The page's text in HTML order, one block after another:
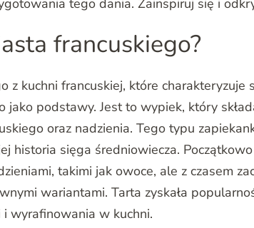
francuskiego?
z kuchni francuskiej, które charakteryzuje
jako podstawy. Jest to wypiek, który
oraz nadzienia. Tego typu
historia sięga średniowiecza.
takimi jak owoce, ale z czasem
wariantami. Tarta zyskała
wyrafinowania w kuchni.